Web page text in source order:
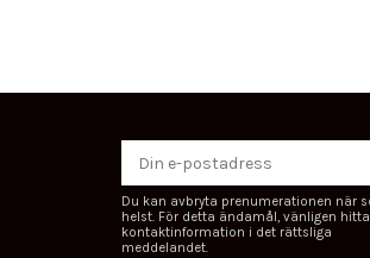
Du kan avbryta prenumerationen när
helst. För detta ändamål, vänligen
kontaktinformation i det rättsliga
meddelandet.